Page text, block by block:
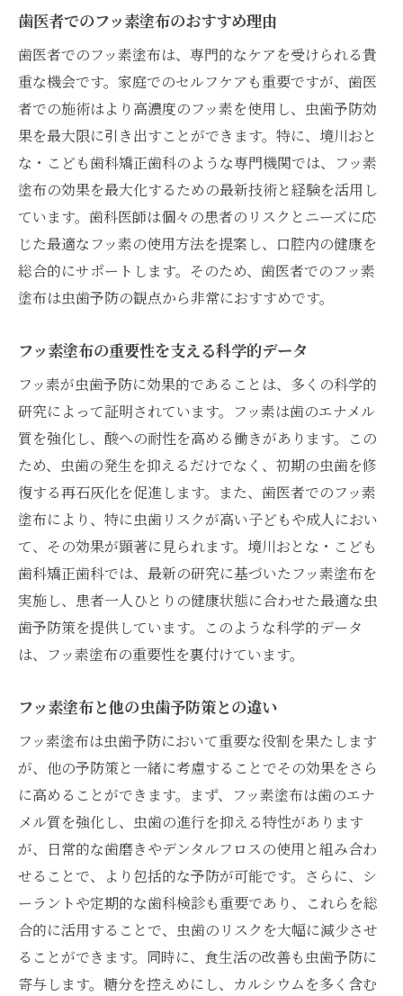
歯医者でのフッ素塗布のおすすめ理由
歯医者でのフッ素塗布は、専門的なケアを受けられる貴
重な機会です。家庭でのセルフケアも重要ですが、歯医
者での施術はより高濃度のフッ素を使用し、虫歯予防効
果を最大限に引き出すことができます。特に、境川おと
な・こども歯科矯正歯科のような専門機関では、フッ素
塗布の効果を最大化するための最新技術と経験を活用し
ています。歯科医師は個々の患者のリスクとニーズに応
じた最適なフッ素の使用方法を提案し、口腔内の健康を
総合的にサポートします。そのため、歯医者でのフッ素
塗布は虫歯予防の観点から非常におすすめです。
フッ素塗布の重要性を支える科学的データ
フッ素が虫歯予防に効果的であることは、多くの科学的
研究によって証明されています。フッ素は歯のエナメル
質を強化し、酸への耐性を高める働きがあります。この
ため、虫歯の発生を抑えるだけでなく、初期の虫歯を修
復する再石灰化を促進します。また、歯医者でのフッ素
塗布により、特に虫歯リスクが高い子どもや成人におい
て、その効果が顕著に見られます。境川おとな・こども
歯科矯正歯科では、最新の研究に基づいたフッ素塗布を
実施し、患者一人ひとりの健康状態に合わせた最適な虫
歯予防策を提供しています。このような科学的データ
は、フッ素塗布の重要性を裏付けています。
フッ素塗布と他の虫歯予防策との違い
フッ素塗布は虫歯予防において重要な役割を果たします
が、他の予防策と一緒に考慮することでその効果をさら
に高めることができます。まず、フッ素塗布は歯のエナ
メル質を強化し、虫歯の進行を抑える特性があります
が、日常的な歯磨きやデンタルフロスの使用と組み合わ
せることで、より包括的な予防が可能です。さらに、シ
ーラントや定期的な歯科検診も重要であり、これらを総
合的に活用することで、虫歯のリスクを大幅に減少させ
ることができます。同時に、食生活の改善も虫歯予防に
寄与します。糖分を控えめにし、カルシウムを多く含む